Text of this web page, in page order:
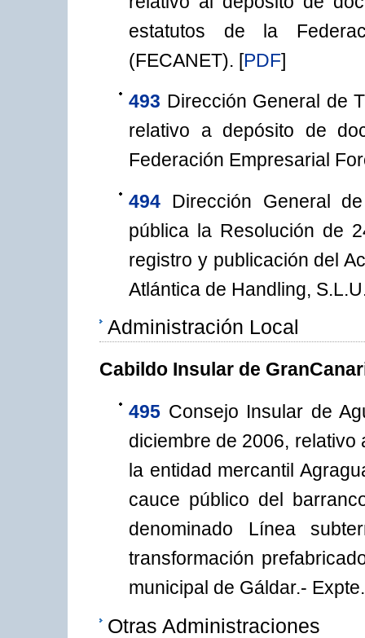
estatutos de la
(FECANET). [PDF]
493 Dirección General de
relativo a depósito de
Federación Empresarial
494 Dirección General
pública la Resolución de
registro y publicación del
Atlántica de Handling,
Administración Local
Cabildo Insular de
495 Consejo Insular de
diciembre de 2006,
la entidad mercantil
cauce público del
denominado Línea
transformación
municipal de Gáldar.-
Otras Administraciones